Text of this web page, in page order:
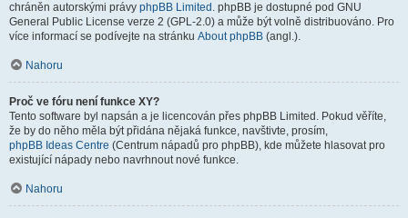
chráněn autorskými právy phpBB Limited . phpBB je dostupné pod GNU
General Public License verze 2 (GPL-2.0) a může být volně distribuováno. Pro
více informací se podívejte na stránku About phpBB (angl.).
Nahoru
Proč ve fóru není funkce XY?
Tento software byl napsán a je licencován přes phpBB Limited. Pokud věříte,
že by do něho měla být přidána nějaká funkce, navštivte, prosím,
phpBB Ideas Centre (Centrum nápadů pro phpBB), kde můžete hlasovat pro
existující nápady nebo navrhnout nové funkce.
Nahoru